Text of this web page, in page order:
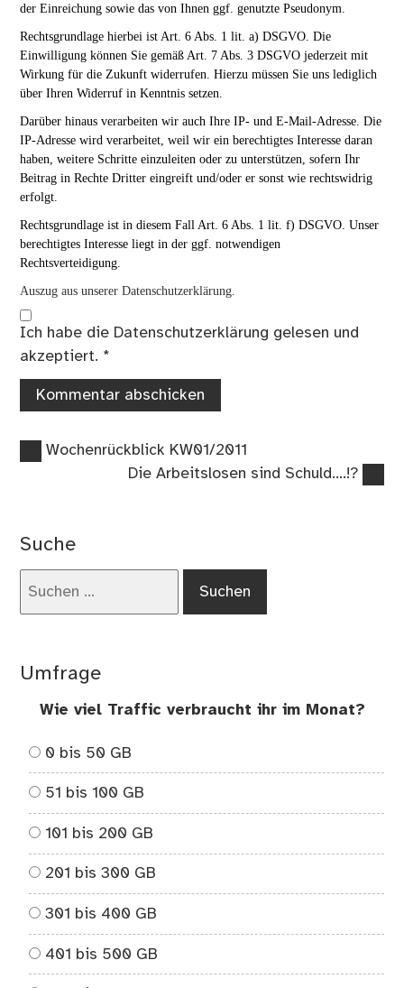
der Einreichung sowie das von Ihnen ggf. genutzte Pseudonym.
Rechtsgrundlage hierbei ist Art. 6 Abs. 1 lit. a) DSGVO. Die
Einwilligung können Sie gemäß Art. 7 Abs. 3 DSGVO jederzeit mit
Wirkung für die Zukunft widerrufen. Hierzu müssen Sie uns lediglich
über Ihren Widerruf in Kenntnis setzen.
Darüber hinaus verarbeiten wir auch Ihre IP- und E-Mail-Adresse. Die
IP-Adresse wird verarbeitet, weil wir ein berechtigtes Interesse daran
haben, weitere Schritte einzuleiten oder zu unterstützen, sofern Ihr
Beitrag in Rechte Dritter eingreift und/oder er sonst wie rechtswidrig
erfolgt.
Rechtsgrundlage ist in diesem Fall Art. 6 Abs. 1 lit. f) DSGVO. Unser
berechtigtes Interesse liegt in der ggf. notwendigen
Rechtsverteidigung.
Auszug aus unserer Datenschutzerklärung.
Ich habe die Datenschutzerklärung gelesen und
akzeptiert. *
Beitragsnavigation
Vorheriger
Wochenrückblick KW01/2011
Nächster
Die Arbeitslosen sind Schuld….!?
Suche
Umfrage
Wie viel Traffic verbraucht ihr im Monat?
0 bis 50 GB
51 bis 100 GB
101 bis 200 GB
201 bis 300 GB
301 bis 400 GB
401 bis 500 GB